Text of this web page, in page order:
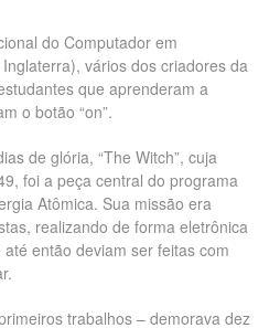
do Computador em
vários dos criadores da
que aprenderam a
o botão “on”.
de glória, “The Witch”, cuja
foi a peça central do programa
Atômica. Sua missão era
realizando de forma eletrônica
então deviam ser feitas com
trabalhos – demorava dez